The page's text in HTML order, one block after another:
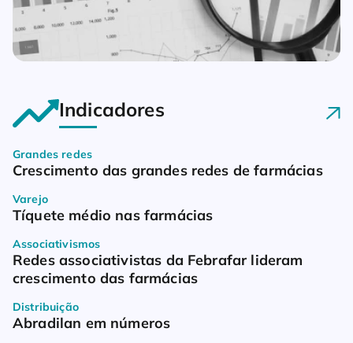
Indicadores
Grandes redes
Crescimento das grandes redes de farmácias
Varejo
Tíquete médio nas farmácias
Associativismos
Redes associativistas da Febrafar lideram
crescimento das farmácias
Distribuição
Abradilan em números